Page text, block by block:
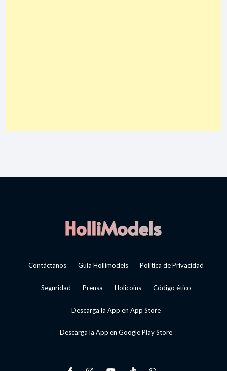
Contáctanos Guía Hollimodels Política de Privacidad
Seguridad Prensa Holicoins Código ético
Descarga la App en App Store
Descarga la App en Google Play Store